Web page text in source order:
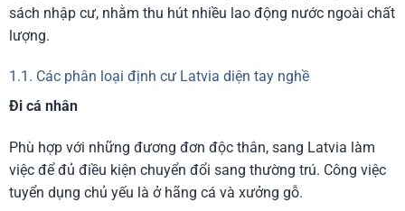
sách nhập cư, nhằm thu hút nhiều lao động nước ngoài chất
lượng.
1.1. Các phân loại định cư Latvia diện tay nghề
Đi cá nhân
Phù hợp với những đương đơn độc thân, sang Latvia làm
việc để đủ điều kiện chuyển đổi sang thường trú. Công việc
tuyển dụng chủ yếu là ở hãng cá và xưởng gỗ.